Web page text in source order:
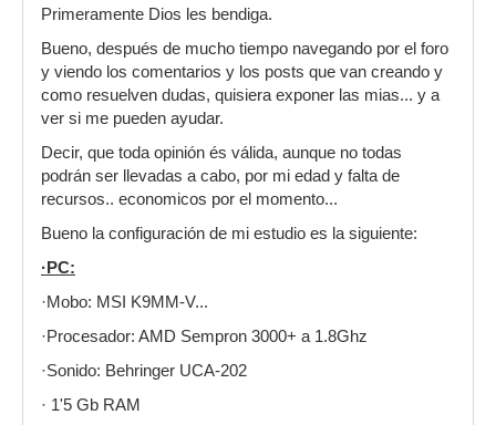
Primeramente Dios les bendiga.
Bueno, después de mucho tiempo navegando por el foro
y viendo los comentarios y los posts que van creando y
como resuelven dudas, quisiera exponer las mias... y a
ver si me pueden ayudar.
Decir, que toda opinión és válida, aunque no todas
podrán ser llevadas a cabo, por mi edad y falta de
recursos.. economicos por el momento...
Bueno la configuración de mi estudio es la siguiente:
·PC:
·Mobo: MSI K9MM-V...
·Procesador: AMD Sempron 3000+ a 1.8Ghz
·Sonido: Behringer UCA-202
· 1'5 Gb RAM